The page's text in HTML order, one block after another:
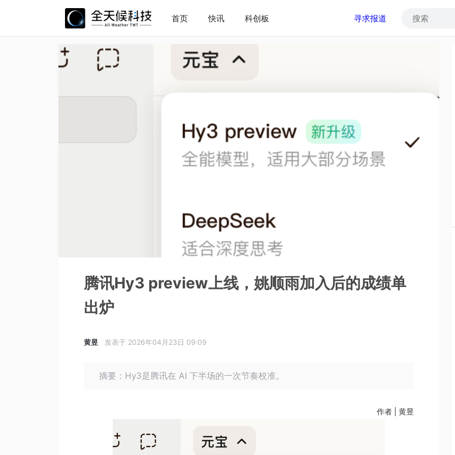
首页 快讯 科创板 寻求报道
腾讯Hy3 preview上线，姚顺雨加入后的成绩单
出炉
黄昱 发表于 2026年04月23日 09:09
摘要：Hy3是腾讯在 AI 下半场的一次节奏校准。
作者 | 黄昱